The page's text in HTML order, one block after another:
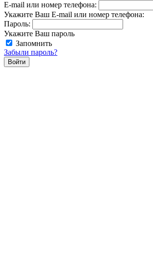
E-mail или номер телефона:
Укажите Ваш E-mail или номер телефона:
Пароль:
Укажите Ваш пароль
Запомнить
Забыли пароль?